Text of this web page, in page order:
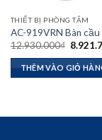
THIẾT BỊ PHÒNG TẮM
AC-919VRN Bàn
12.930.000₫ Giá
là:
THÊM VÀO GIỎ